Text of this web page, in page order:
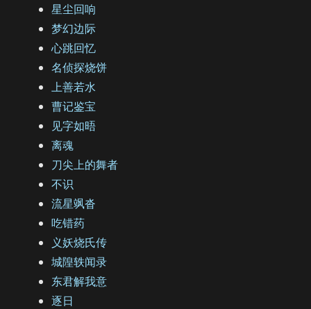
星尘回响
梦幻边际
心跳回忆
名侦探烧饼
上善若水
曹记鉴宝
见字如晤
离魂
刀尖上的舞者
不识
流星飒沓
吃错药
义妖烧氏传
城隍轶闻录
东君解我意
逐日